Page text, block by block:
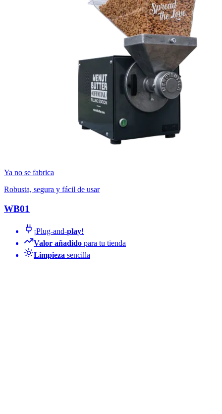
Ya no se fabrica
Robusta, segura y fácil de usar
WB01
¡Plug-and-play!
Valor añadido para tu tienda
Limpieza sencilla